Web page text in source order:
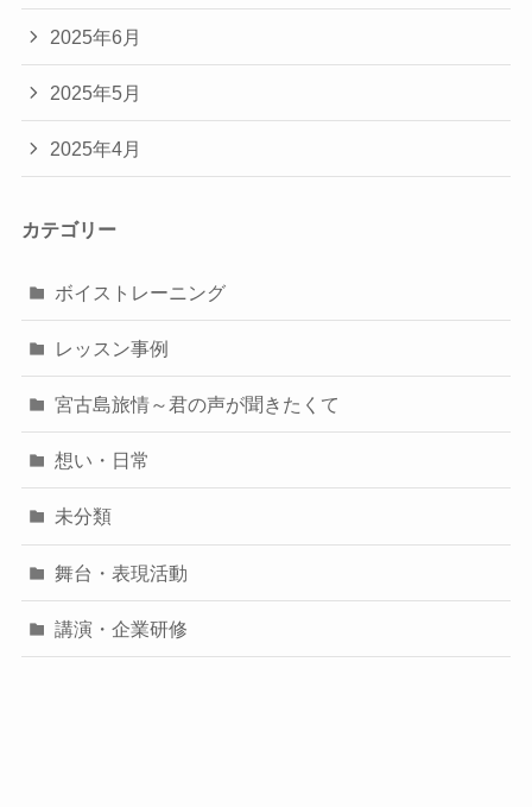
2025年6月
2025年5月
2025年4月
カテゴリー
ボイストレーニング
レッスン事例
宮古島旅情～君の声が聞きたくて
想い・日常
未分類
舞台・表現活動
講演・企業研修